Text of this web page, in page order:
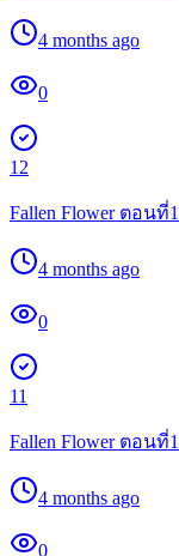
4 months ago
0
12
Fallen Flower ตอนที่
4 months ago
0
11
Fallen Flower ตอนที่
4 months ago
0